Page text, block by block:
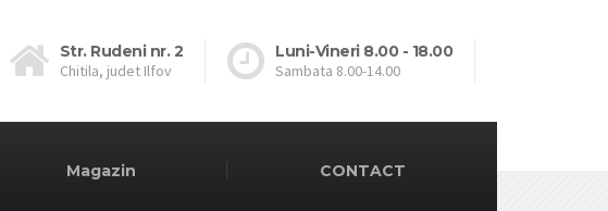
Str. Rudeni nr. 2
Chitila, judet Ilfov
Luni-Vineri 8.00 - 18.00
Sambata 8.00-14.00
Magazin CONTACT